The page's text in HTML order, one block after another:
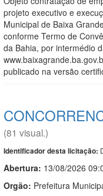
projeto executivo e
Municipal de Baixa
conforme Termo de
da Bahia, por intermédio
publicado na versão
(81 visual.)
Identificador desta licitação:
Abertura: 13/08/2026
Orgão: Prefeitura